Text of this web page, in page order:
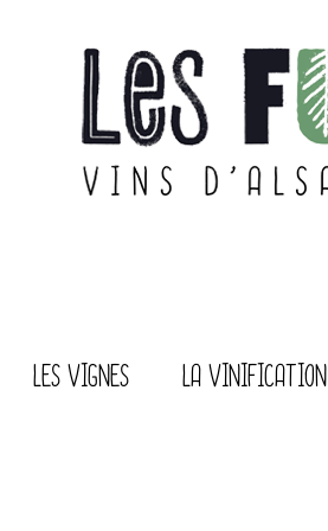
LES VIGNES LA VINIFICATION